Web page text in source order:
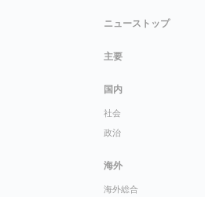
ニューストップ
主要
国内
社会
政治
海外
海外総合